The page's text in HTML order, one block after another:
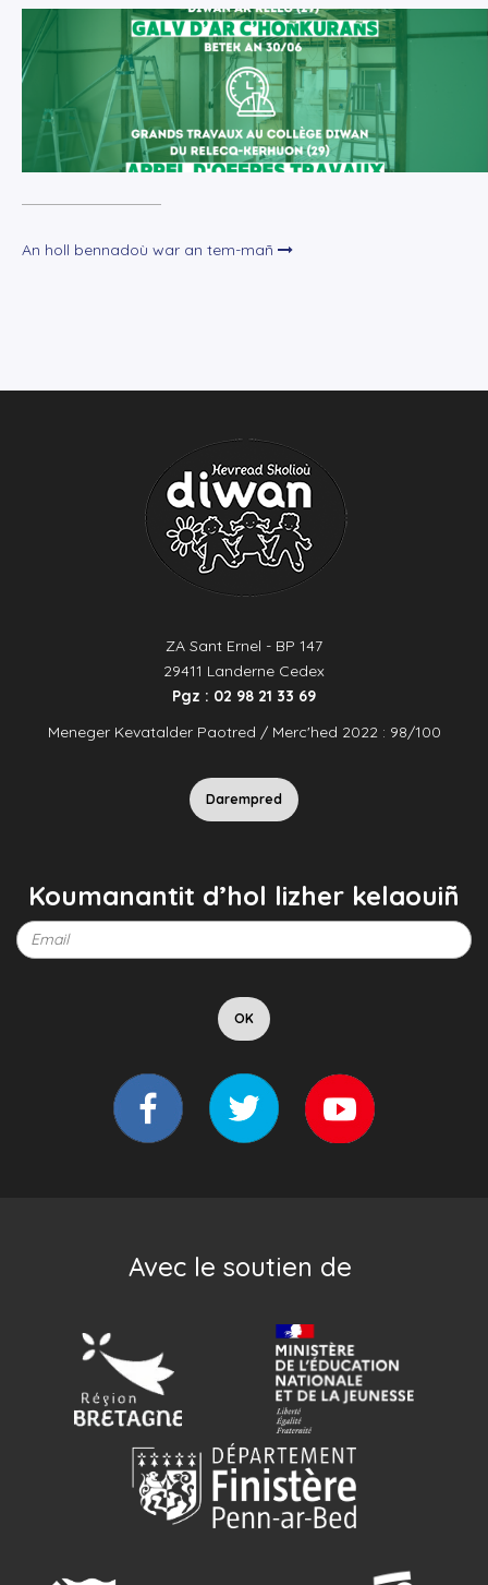
+Lire la suite
An holl bennadoù war an tem-mañ
ZA Sant Ernel - BP 147
29411 Landerne Cedex
Pgz : 02 98 21 33 69
Meneger Kevatalder Paotred / Merc'hed 2022 : 98/100
Darempred
Koumanantit d’hol lizher kelaouiñ
Avec le soutien de